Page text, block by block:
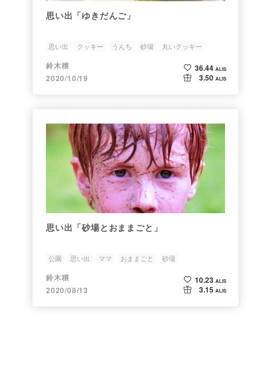
思い出「ゆきだんご」
思い出 クッキー うんち 砂場 丸いクッキー
鈴木穣
2020/10/19
36.44 ALIS
3.50 ALIS
思い出「砂場とおままごと」
公園 思い出 ママ おままごと 砂場
鈴木穣
2020/08/13
10.23 ALIS
3.15 ALIS